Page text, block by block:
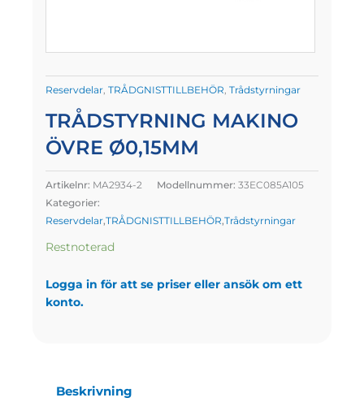
Reservdelar, TRÅDGNISTTILLBEHÖR Trådstyrningar
TRÅDSTYRNING MAKINO
ÖVRE Ø0,15MM
Artikelnr: MA2934-2 Modellnummer: 33EC085A105
Kategorier:
Reservdelar,TRÅDGNISTTILLBEHÖR,Trådstyrningar
Restnoterad
Logga in för att se priser eller ansök om ett
konto.
Beskrivning